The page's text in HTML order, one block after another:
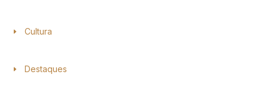
Cultura
Destaques